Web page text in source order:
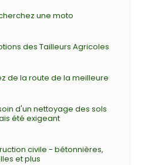
une moto
des Tailleurs Agricoles
de la route de la meilleure
d'un nettoyage des sols
été exigeant
civile - bétonnières,
et plus